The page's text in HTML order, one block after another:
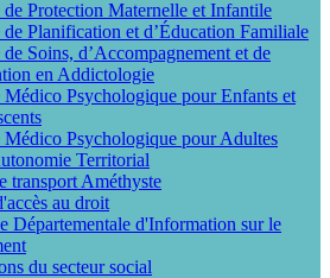
de Protection Maternelle et Infantile
de Planification et d’Éducation Familiale
de Soins, d’Accompagnement et de
en Addictologie
Médico Psychologique pour Enfants et
Médico Psychologique pour Adultes
Territorial
transport Améthyste
au droit
Départementale d'Information sur le
du secteur social